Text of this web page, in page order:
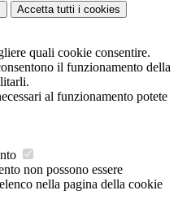
Accetta tutti i cookies
quali cookie consentire.
il funzionamento della
al funzionamento potete
non possono essere
nella pagina della cookie